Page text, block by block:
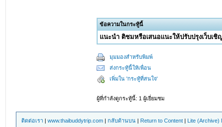
ข้อความในกระทู้นี้
แนะนำ ติชมหรือเสนอแนะให้ปรับปรุงเว็บเ
มุมมองสำหรับพิมพ์
ส่งกระทู้นี้ให้เพื่อน
เพิ่มใน 'กระทู้ที่สนใจ'
ผู้ที่กำลังดูกระทู้นี้: 1 ผู้เยี่ยมชม
ติดต่อเรา |www.thaibuddytrip.com |กลับด้านบน | Return to Content | Lite (Archive)